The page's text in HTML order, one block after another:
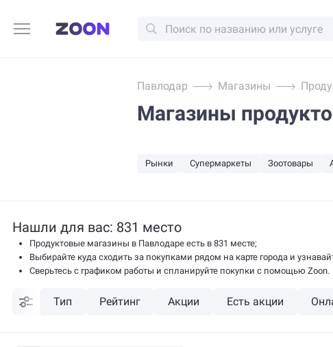
Павлодар Магазины
Магазины
Рынки Супермаркеты Зоотовары
Нашли для вас: 831 место
Продуктовые магазины в Павлодаре есть в 831 месте;
Выбирайте куда сходить за покупками рядом на карте города и
Сверьтесь с графиком работы и спланируйте покупки с помощью Zoon.
Тип Рейтинг Акции Есть акции